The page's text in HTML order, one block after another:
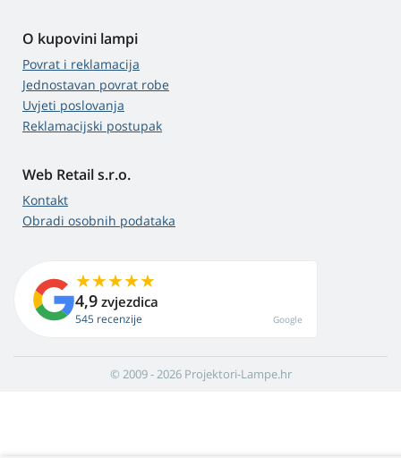
O kupovini lampi
Povrat i reklamacija
Jednostavan povrat robe
Uvjeti poslovanja
Reklamacijski postupak
Web Retail s.r.o.
Kontakt
Obradi osobnih podataka
4,9 zvjezdica
545 recenzije Google
© 2009 - 2026 Projektori-Lampe.hr